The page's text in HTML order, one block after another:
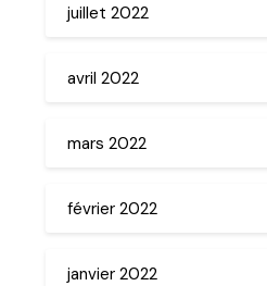
juillet 2022
avril 2022
mars 2022
février 2022
janvier 2022